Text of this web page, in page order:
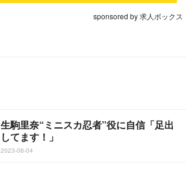
sponsored by 求人ボックス
生駒里奈“ミニスカ忍者”役に自信「足出
してます！」
2023-06-04